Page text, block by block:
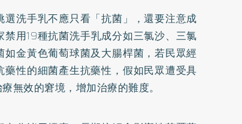
洗手乳不應只看「抗菌」，還要注意成
用19種抗菌洗手乳成分如三氯沙、三氯
金黃色葡萄球菌及大腸桿菌，若民眾經
性的細菌產生抗藥性，假如民眾遭受具
無效的窘境，增加治療的難度。